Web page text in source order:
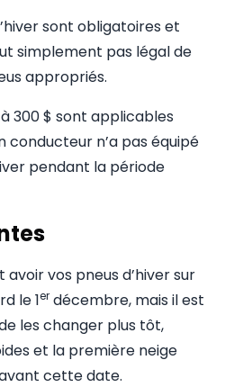
sont obligatoires et
simplement pas légal de
appropriés.
300 $ sont applicables
conducteur n’a pas équipé
pendant la période
vos pneus d’hiver sur
le 1er décembre, mais il est
les changer plus tôt,
et la première neige
cette date.